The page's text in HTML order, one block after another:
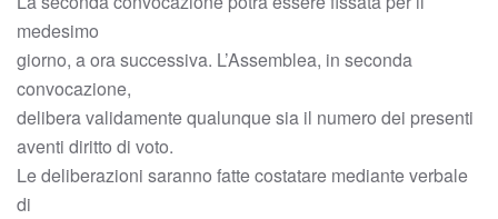
medesimo
giorno, a ora successiva. L’Assemblea, in seconda
convocazione,
delibera validamente qualunque sia il numero dei presenti
aventi diritto di voto.
Le deliberazioni saranno fatte costatare mediante verbale
di